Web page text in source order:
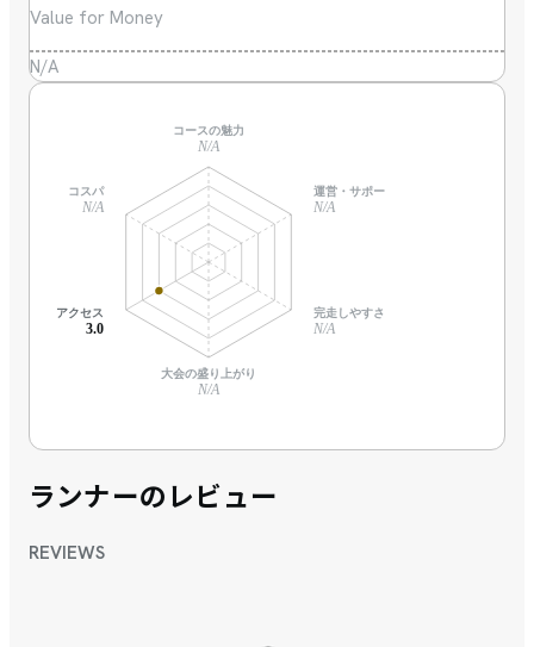
Value for Money
N/A
コースの魅力
N/A
運営・サポート
N/A
完走しやすさ
N/A
大会の盛り上がり
N/A
アクセス
3.0
コスパ
N/A
ランナーのレビュー
REVIEWS